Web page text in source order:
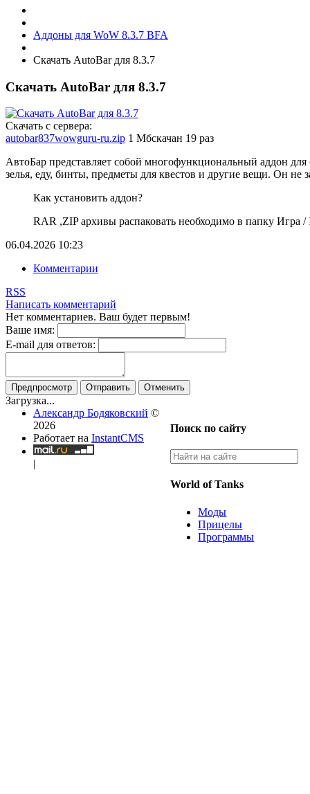
Аддоны для WoW 8.3.7 BFA
Скачать AutoBar для 8.3.7
Скачать AutoBar для 8.3.7
Скачать с сервера:
autobar837wowguru-ru.zip 1 Мбскачан 19 раз
АвтоБар представляет собой многофункциональный аддон
зелья, еду, бинты, предметы для квестов и другие вещи. Он не
Как установить аддон?
RAR ,ZIP архивы распаковать необходимо в папку Игра /
06.04.2026 10:23
Комментарии
RSS
Написать комментарий
Нет комментариев. Ваш будет первым!
Ваше имя:
E-mail для ответов:
Предпросмотр Отправить Отменить
Загрузка...
Поиск по сайту
World of Tanks
Моды
Прицелы
Программы
Александр Бодяковский ©
2026
Работает на InstantCMS
|